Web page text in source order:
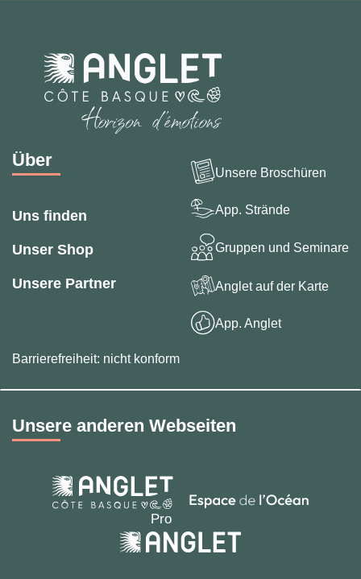
Über
Uns finden
Unser Shop
Unsere Partner
Unsere Broschüren
App. Strände
Gruppen und Seminare
Anglet auf der Karte
App. Anglet
Barrierefreiheit: nicht konform
Unsere anderen Webseiten